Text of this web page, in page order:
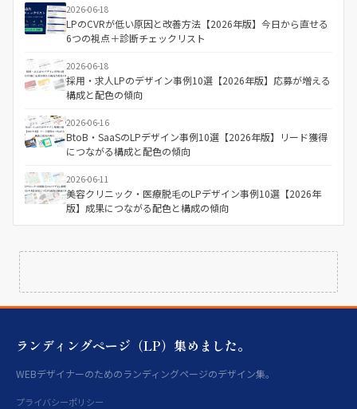
2026-06-18
LPのCVRが低い原因と改善方法【2026年版】今日から直せる
6つの視点＋診断チェックリスト
2026-06-18
採用・求人LPのデザイン事例10選【2026年版】応募が増える
構成と配色の傾向
2026-06-16
BtoB・SaaSのLPデザイン事例10選【2026年版】リード獲得
につながる構成と配色の傾向
2026-06-11
美容クリニック・医療脱毛のLPデザイン事例10選【2026年
版】成果につながる配色と構成の傾向
ランディングページ（LP）集めました。
WEBデザイナーのためのランディングページのデザイン集。
プライバシーポリシー